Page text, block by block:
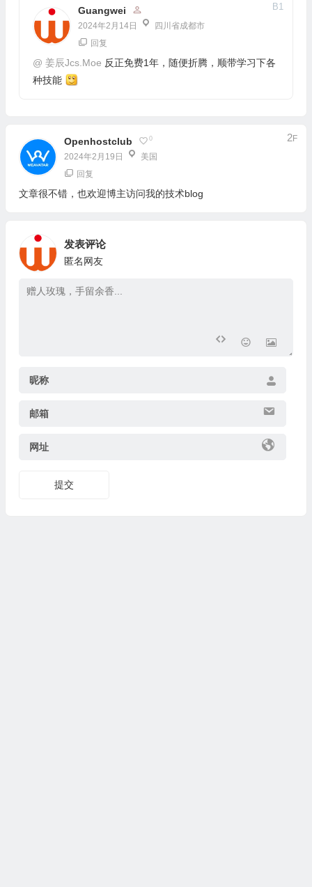
Guangwei
2024年2月14日 四川省成都市
B1
回复
@ 姜辰Jcs.Moe 反正免费1年，随便折腾，顺带学习下各
种技能
Openhostclub 0
2024年2月19日 美国
2F
回复
文章很不错，也欢迎博主访问我的技术blog
发表评论
匿名网友
昵称
邮箱
网址
提交